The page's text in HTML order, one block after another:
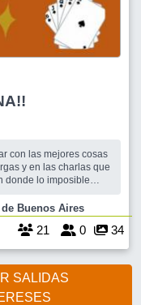
con las mejores cosas
y en las charlas que
donde lo imposible
y las gaseosas
de Buenos Aires
21 0 34
SALIDAS